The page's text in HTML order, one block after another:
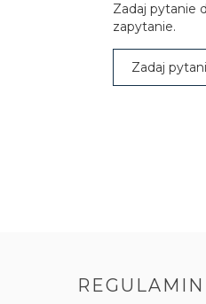
Zadaj pytanie
zapytanie.
Zadaj
REGULAMIN